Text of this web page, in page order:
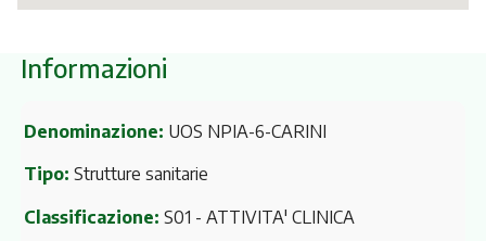
Informazioni
Denominazione: UOS NPIA-6-CARINI
Tipo: Strutture sanitarie
Classificazione: S01 - ATTIVITA' CLINICA